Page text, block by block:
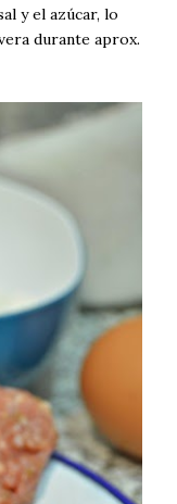
y el azúcar, lo
durante aprox.